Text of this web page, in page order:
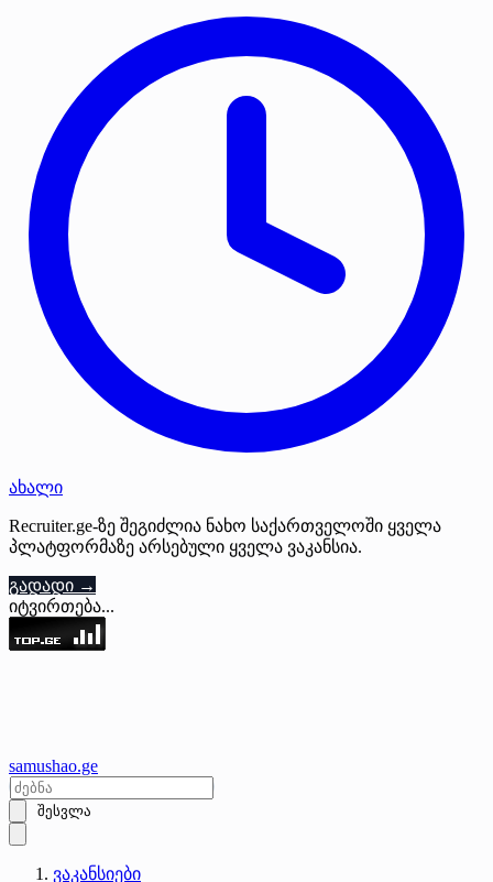
ახალი
Recruiter.ge-ზე შეგიძლია ნახო საქართველოში ყველა
პლატფორმაზე არსებული ყველა ვაკანსია.
გადადი →
იტვირთება...
samushao.ge
შესვლა
ვაკანსიები